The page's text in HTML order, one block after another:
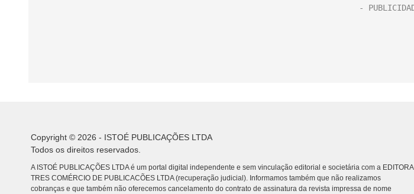
Copyright © 2026 - ISTOÉ PUBLICAÇÕES LTDA
Todos os direitos reservados.
A ISTOÉ PUBLICAÇÕES LTDA é um portal digital independente e sem vinculação editorial e societária com a EDITORA
TRES COMÉRCIO DE PUBLICACÕES LTDA (recuperação judicial). Informamos também que não realizamos
cobranças e que também não oferecemos cancelamento do contrato de assinatura da revista impressa de nome